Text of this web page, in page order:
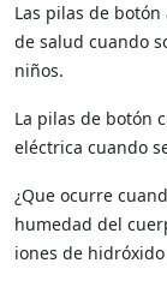
Las pilas de
de salud cuando
niños.
La pilas de botón
eléctrica cuando
¿Que ocurre
humedad del
iones de